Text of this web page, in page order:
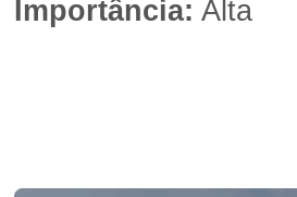
Importância: Alta